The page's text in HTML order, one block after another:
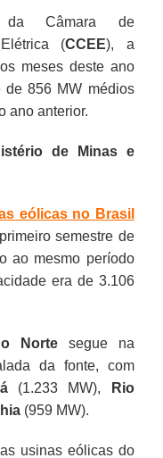
Câmara de
(CCEE), a
meses deste ano
de 856 MW médios
ano anterior.
de Minas e
eólicas no Brasil
semestre de
ao mesmo período
era de 3.106
Nortesegue na
da fonte, com
(1.233 MW),
Rio
(959 MW).
usinas eólicas do